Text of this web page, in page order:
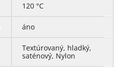
120 °C
áno
Textúrovaný, hladký,
saténový, Nylon